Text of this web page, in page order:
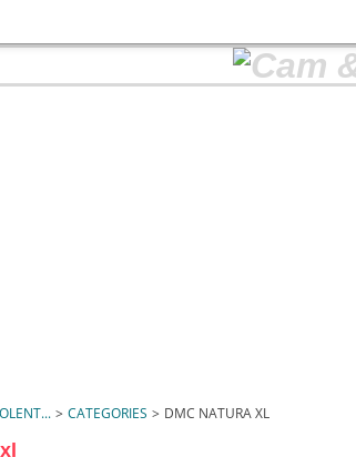
> CATEGORIES > DMC NATURA XL